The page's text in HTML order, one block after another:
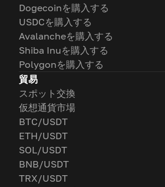
Dogecoinを購入する
USDCを購入する
Avalancheを購入する
Shiba Inuを購入する
Polygonを購入する
貿易
スポット交換
仮想通貨市場
BTC/USDT
ETH/USDT
SOL/USDT
BNB/USDT
TRX/USDT